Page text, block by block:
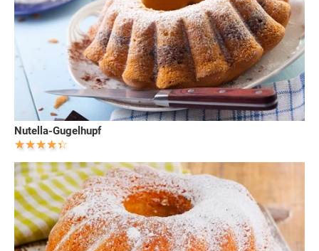
Nutella-Gugelhupf